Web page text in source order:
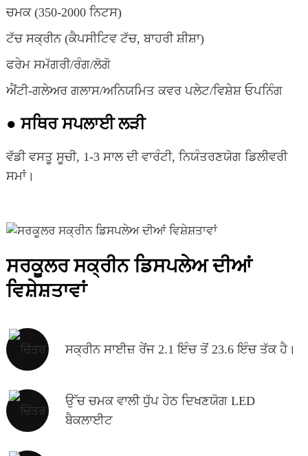
ਚਮਕ (350-2000 ਨਿਟਸ)
ਟੱਚ ਸਕ੍ਰੀਨ (ਕੈਪਸੀਟਿਵ ਟੱਚ, ਬਾਹਰੀ ਸ਼ੀਸ਼ਾ)
ਫਰੇਮ ਸਮੱਗਰੀ/ਰੰਗ/ਲੋਗੋ
ਐਂਟੀ-ਗਲੇਅਰ ਗਲਾਸ/ਅਨਿਯਮਿਤ ਕਵਰ ਪਲੇਟ/ਵਿਸ਼ੇਸ਼ ਓਪਨਿੰਗ
● ਸਥਿਰ ਸਪਲਾਈ ਲੜੀ
ਵੱਡੀ ਵਸਤੂ ਸੂਚੀ, 1-3 ਸਾਲ ਦੀ ਵਾਰੰਟੀ, ਨਿਯੰਤਰਣਯੋਗ ਡਿਲੀਵਰੀ
ਸਮਾਂ।
ਸਰਕੂਲਰ ਸਕ੍ਰੀਨ ਡਿਸਪਲੇਅ ਦੀਆਂ
ਵਿਸ਼ੇਸ਼ਤਾਵਾਂ
ਸਕ੍ਰੀਨ ਸਾਈਜ਼ ਰੇਂਜ 2.1 ਇੰਚ ਤੋਂ 23.6 ਇੰਚ ਤੱਕ ਹੈ।
ਉੱਚ ਚਮਕ ਵਾਲੀ ਧੁੱਪ ਹੇਠ ਦਿਖਣਯੋਗ LED
ਬੈਕਲਾਈਟ